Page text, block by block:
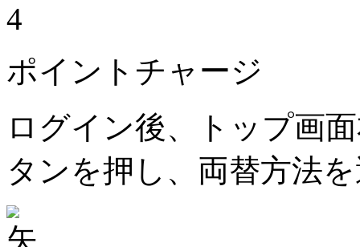
4
ポイントチャージ
ログイン後、トップ画
タンを押し、両替方法